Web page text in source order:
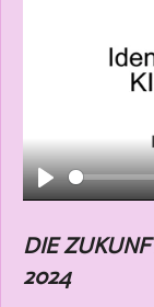
P
l
a
y
DIE
2024